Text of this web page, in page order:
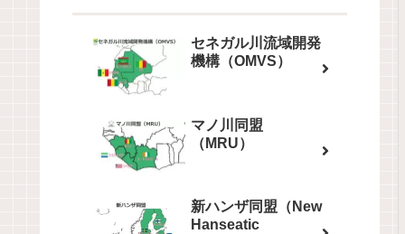
セネガル川流域開発
機構（OMVS）
マノ川同盟
（MRU）
新ハンザ同盟（New
Hanseatic